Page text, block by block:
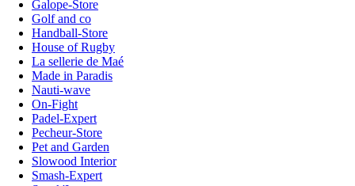
Galope-Store
Golf and co
Handball-Store
House of Rugby
La sellerie de Maé
Made in Paradis
Nauti-wave
On-Fight
Padel-Expert
Pecheur-Store
Pet and Garden
Slowood Interior
Smash-Expert